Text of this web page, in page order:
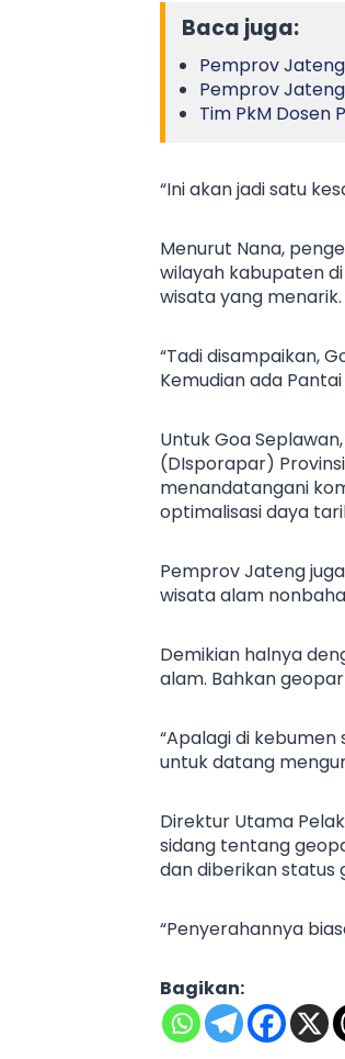
Baca juga:
Pemprov
Pemprov
Tim PkM Dosen
“Ini akan jadi satu
Menurut Nana,
wilayah kabupaten
wisata yang
“Tadi disampaikan,
Kemudian ada Pantai
Untuk Goa
(DIsporapar)
menandatangani
optimalisasi daya
Pemprov Jateng
wisata alam
Demikian halnya
alam. Bahkan
“Apalagi di
untuk datang
Direktur Utama
sidang tentang
dan diberikan status
“Penyerahannya
Bagikan: